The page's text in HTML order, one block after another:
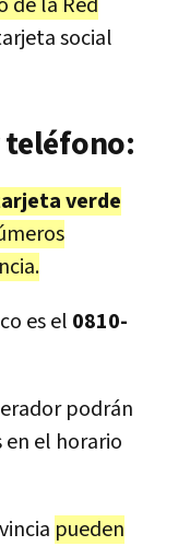
de la Red
social
verde
es el 0810-
podrán
en el horario
pueden